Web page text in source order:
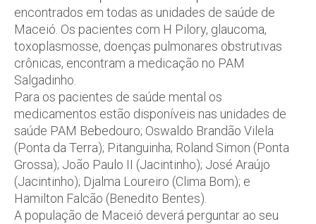
encontrados em todas as unidades de saúde de
Maceió. Os pacientes com H Pilory, glaucoma,
toxoplasmosse, doenças pulmonares obstrutivas
crônicas, encontram a medicação no PAM
Salgadinho.
Para os pacientes de saúde mental os
medicamentos estão disponíveis nas unidades de
saúde PAM Bebedouro; Oswaldo Brandão Vilela
(Ponta da Terra); Pitanguinha; Roland Simon (Ponta
Grossa); João Paulo II (Jacintinho); José Araújo
(Jacintinho); Djalma Loureiro (Clima Bom); e
Hamilton Falcão (Benedito Bentes).
A população de Maceió deverá perguntar ao seu